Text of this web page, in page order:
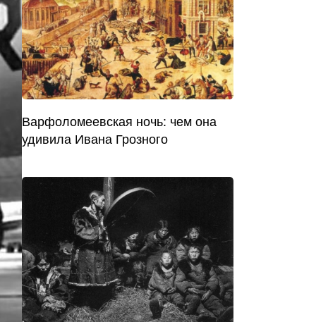
Варфоломеевская ночь: чем она
удивила Ивана Грозного